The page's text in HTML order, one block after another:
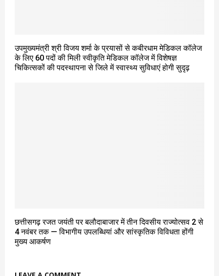
उपमुख्यमंत्री श्री विजय शर्मा के प्रयासों से कबीरधाम मेडिकल कॉलेज
के लिए 60 पदों की मिली स्वीकृति मेडिकल कॉलेज में विशेषज्ञ
चिकित्सकों की पदस्थापना से जिले में स्वास्थ्य सुविधाएं होगी सुदृढ़
छत्तीसगढ़ रजत जयंती पर बलौदाबाजार में तीन दिवसीय राज्योत्सव 2 से
4 नवंबर तक — विभागीय उपलब्धियां और सांस्कृतिक विविधता होंगी
मुख्य आकर्षण